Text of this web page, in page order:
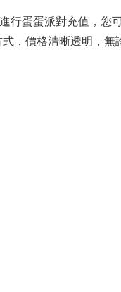
蛋蛋派對充值，您
，價格清晰透明，無